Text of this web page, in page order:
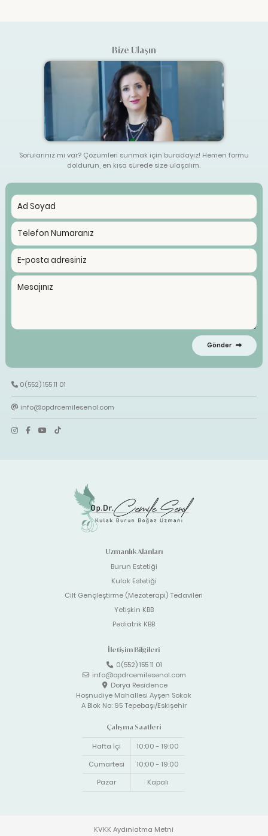
Bize Ulaşın
Sorularınız mı var? Çözümleri sunmak için buradayız! Hemen formu
doldurun, en kısa sürede size ulaşalım.
Gönder
0(552) 155 11 01
info@opdrcemilesenol.com
Uzmanlık Alanları
Burun Estetiği
Kulak Estetiği
Cilt Gençleştirme (Mezoterapi) Tedavileri
Yetişkin KBB
Pediatrik KBB
İletişim Bilgileri
0(552) 155 11 01
info@opdrcemilesenol.com
Dorya Residence
Hoşnudiye Mahallesi Ayşen Sokak
A Blok No: 95 Tepebaşı/Eskişehir
Çalışma Saatleri
Hafta İçi
10:00 - 19:00
Cumartesi
10:00 - 19:00
Pazar
Kapalı
KVKK Aydınlatma Metni